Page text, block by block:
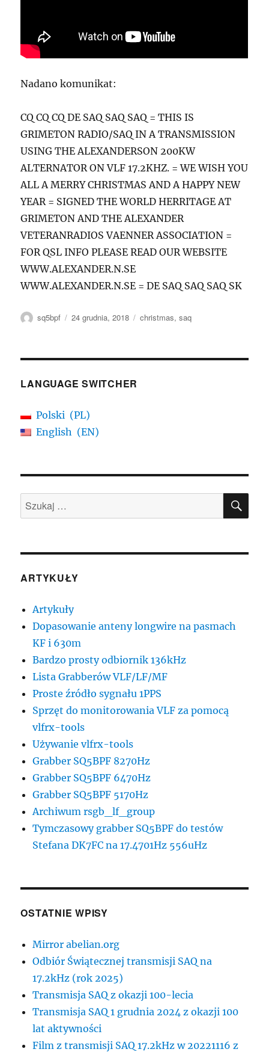
Nadano komunikat:
CQ CQ CQ DE SAQ SAQ SAQ = THIS IS
GRIMETON RADIO/SAQ IN A TRANSMISSION
USING THE ALEXANDERSON 200KW
ALTERNATOR ON VLF 17.2KHZ. = WE WISH YOU
ALL A MERRY CHRISTMAS AND A HAPPY NEW
YEAR = SIGNED THE WORLD HERRITAGE AT
GRIMETON AND THE ALEXANDER
VETERANRADIOS VAENNER ASSOCIATION =
FOR QSL INFO PLEASE READ OUR WEBSITE
WWW.ALEXANDER.N.SE
WWW.ALEXANDER.N.SE = DE SAQ SAQ SAQ SK
Autor
sq5bpf
Data
24 grudnia, 2018 Tagi
christmas,saq
LANGUAGE SWITCHER
Polski
PL
English
EN
Szukaj:
ARTYKUŁY
Artykuły
Dopasowanie anteny longwire na pasmach
KF i 630m
Bardzo prosty odbiornik 136kHz
Lista Grabberów VLF/LF/MF
Proste źródło sygnału 1PPS
Sprzęt do monitorowania VLF za pomocą
vlfrx-tools
Używanie vlfrx-tools
Grabber SQ5BPF 8270Hz
Grabber SQ5BPF 6470Hz
Grabber SQ5BPF 5170Hz
Archiwum rsgb_lf_group
Tymczasowy grabber SQ5BPF do testów
Stefana DK7FC na 17.4701Hz 556uHz
OSTATNIE WPISY
Mirror abelian.org
Odbiór Świątecznej transmisji SAQ na
17.2kHz (rok 2025)
Transmisja SAQ z okazji 100-lecia
Transmisja SAQ 1 grudnia 2024 z okazji 100
lat aktywności
Film z transmisji SAQ 17.2kHz w 20221116 z